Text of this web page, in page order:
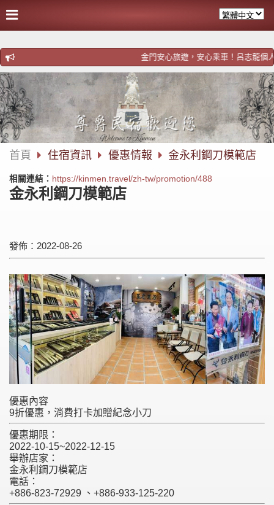
金門安心旅遊，安心乘車！呂志龍個
首頁 住宿資訊 優惠情報 金永利鋼刀模範店
相關連結： https://kinmen.travel/zh-tw/promotion/488
金永利鋼刀模範店
發佈：2022-08-26
優惠內容
9折優惠，消費打卡加贈紀念小刀
優惠期限：
2022-10-15~2022-12-15
舉辦店家：
金永利鋼刀模範店
電話：
+886-823-72929 、+886-933-125-220